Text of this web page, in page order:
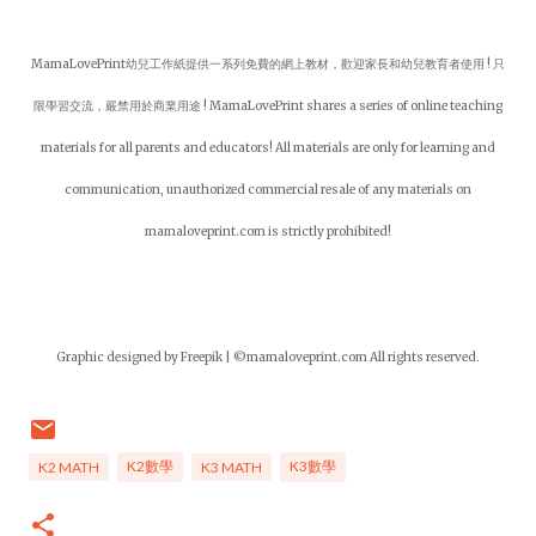
MamaLovePrint幼兒工作紙提供一系列免費的網上教材，歡迎家長和幼兒教育者使用 ! 只
限學習交流，嚴禁用於商業用途 ! MamaLovePrint shares a series of online teaching
materials for all parents and educators! All materials are only for learning and
communication, unauthorized commercial resale of any materials on
mamaloveprint.com is strictly prohibited!
Graphic designed by Freepik | ©mamaloveprint.com All rights reserved.
K2 MATH K2數學 K3 MATH K3數學